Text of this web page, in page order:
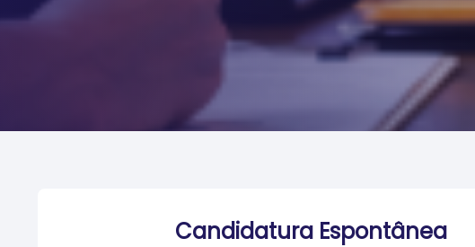
Candidatura Espontânea